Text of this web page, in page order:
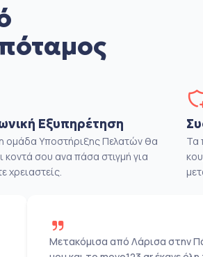
Εξυπηρέτηση
ομάδα Υποστήριξης Πελατών θα
κοντά σου ανα πάσα στιγμή για
χρειαστείς.
Τα
Μετακόμισα από Λάρισα στην